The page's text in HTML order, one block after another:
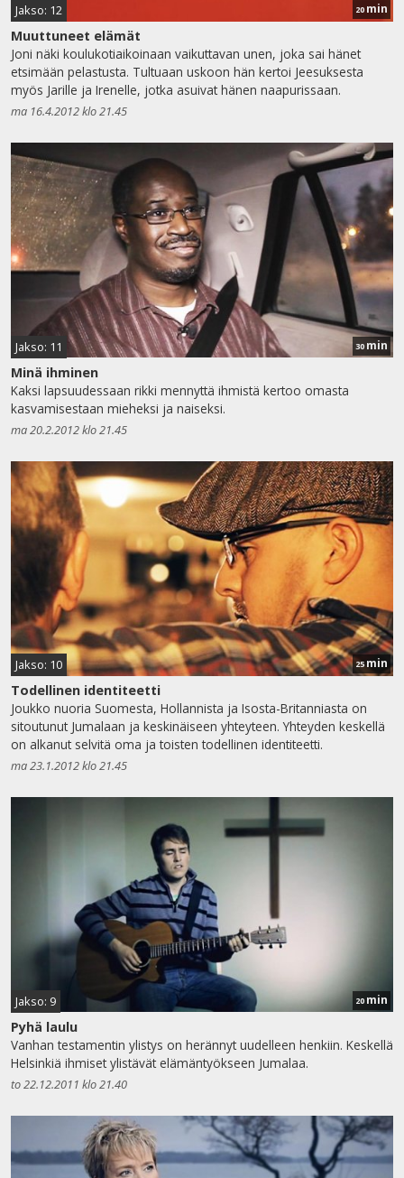
Jakso: 12 20 min
Muuttuneet elämät
Joni näki koulukotiaikoinaan vaikuttavan unen, joka sai hänet
etsimään pelastusta. Tultuaan uskoon hän kertoi Jeesuksesta
myös Jarille ja Irenelle, jotka asuivat hänen naapurissaan.
ma 16.4.2012 klo 21.45
Jakso: 11 30min
Minä ihminen
Kaksi lapsuudessaan rikki mennyttä ihmistä kertoo omasta
kasvamisestaan mieheksi ja naiseksi.
ma 20.2.2012 klo 21.45
Jakso: 10 25min
Todellinen identiteetti
Joukko nuoria Suomesta, Hollannista ja Isosta-Britanniasta on
sitoutunut Jumalaan ja keskinäiseen yhteyteen. Yhteyden keskellä
on alkanut selvitä oma ja toisten todellinen identiteetti.
ma 23.1.2012 klo 21.45
Jakso: 9 20 min
Pyhä laulu
Vanhan testamentin ylistys on herännyt uudelleen henkiin. Keskellä
Helsinkiä ihmiset ylistävät elämäntyökseen Jumalaa.
to 22.12.2011 klo 21.40